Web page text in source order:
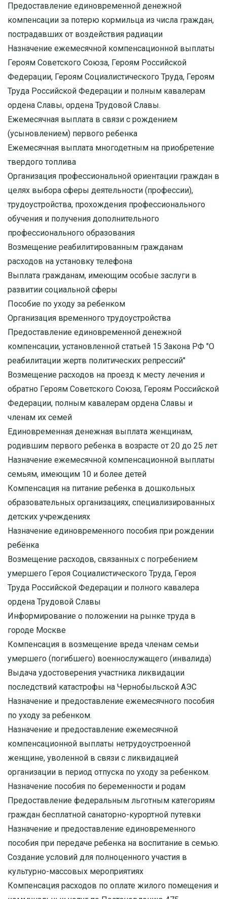
Предоставление единовременной денежной
компенсации за потерю кормильца из числа граждан,
пострадавших от воздействия радиации
Назначение ежемесячной компенсационной выплаты
Героям Советского Союза, Героям Российской
Федерации, Героям Социалистического Труда, Героям
Труда Российской Федерации и полным кавалерам
ордена Славы, ордена Трудовой Славы.
Ежемесячная выплата в связи с рождением
(усыновлением) первого ребенка
Ежемесячная выплата многодетным на приобретение
твердого топлива
Организация профессиональной ориентации граждан в
целях выбора сферы деятельности (профессии),
трудоустройства, прохождения профессионального
обучения и получения дополнительного
профессионального образования
Возмещение реабилитированным гражданам
расходов на установку телефона
Выплата гражданам, имеющим особые заслуги в
развитии социальной сферы
Пособие по уходу за ребенком
Организация временного трудоустройства
Предоставление единовременной денежной
компенсации, установленной статьей 15 Закона РФ "О
реабилитации жертв политических репрессий"
Возмещение расходов на проезд к месту лечения и
обратно Героям Советского Союза, Героям Российской
Федерации, полным кавалерам ордена Славы и
членам их семей
Единовременная денежная выплата женщинам,
родившим первого ребенка в возрасте от 20 до 25 лет
Назначение ежемесячной компенсационной выплаты
семьям, имеющим 10 и более детей
Компенсация на питание ребенка в дошкольных
образовательных организациях, специализированных
детских учреждениях
Назначение единовременного пособия при рождении
ребёнка
Возмещение расходов, связанных с погребением
умершего Героя Социалистического Труда, Героя
Труда Российской Федерации и полного кавалера
ордена Трудовой Славы
Информирование о положении на рынке труда в
городе Москве
Компенсация в возмещение вреда членам семьи
умершего (погибшего) военнослужащего (инвалида)
Выдача удостоверения участника ликвидации
последствий катастрофы на Чернобыльской АЭС
Назначение и предоставление ежемесячного пособия
по уходу за ребенком.
Назначение и предоставление ежемесячной
компенсационной выплаты нетрудоустроенной
женщине, уволенной в связи с ликвидацией
организации в период отпуска по уходу за ребенком.
Назначение пособия по беременности и родам
Предоставление федеральным льготным категориям
граждан бесплатной санаторно-курортной путевки
Назначение и предоставление единовременного
пособия при передаче ребенка на воспитание в семью.
Создание условий для полноценного участия в
культурно-массовых мероприятиях
Компенсация расходов по оплате жилого помещения и